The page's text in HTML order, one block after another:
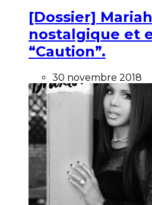
[Dossier]
nostalgique et
“Caution”.
30 novembre 2018